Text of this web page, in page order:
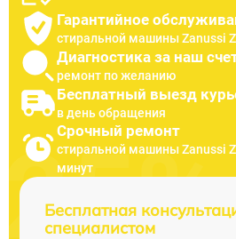
Гарантийное
стиральной машины Zanussi
Диагностика за наш
ремонт по желанию
Бесплатный выезд
в день обращения
Срочный ремонт
стиральной машины Zanussi
минут
Бесплатная
специалистом